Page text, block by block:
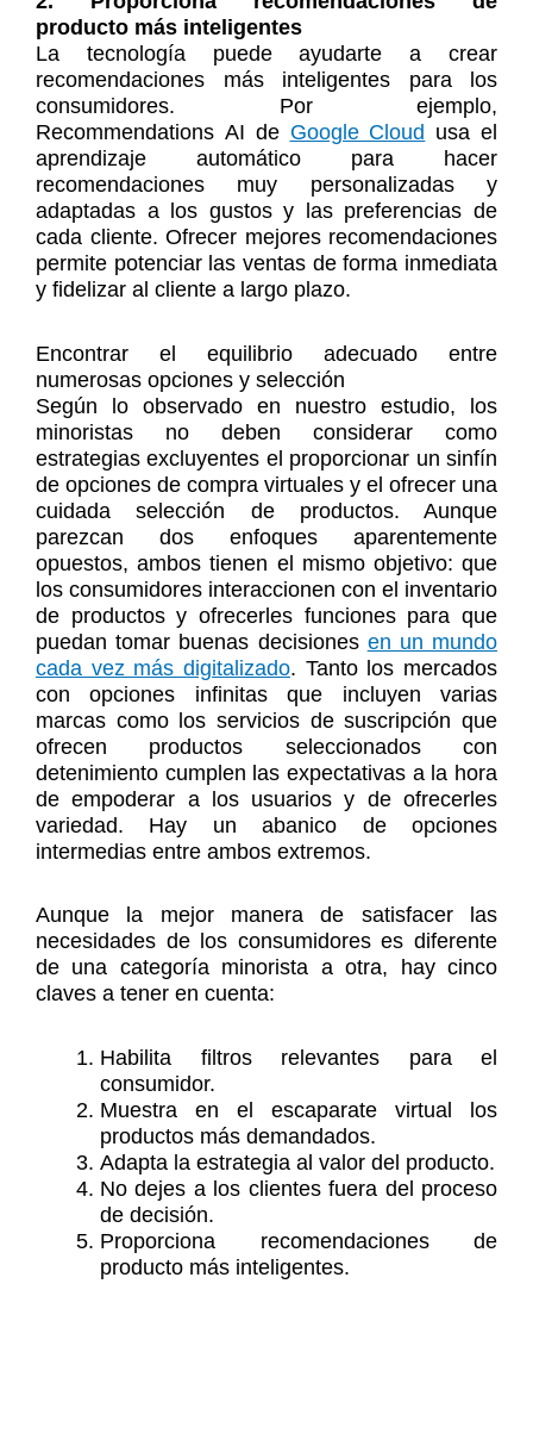
producto más inteligentes
La tecnología puede ayudarte a crear
recomendaciones más inteligentes para los
consumidores. Por ejemplo,
Recommendations AI de Google Cloud usa el
aprendizaje automático para hacer
recomendaciones muy personalizadas y
adaptadas a los gustos y las preferencias de
cada cliente. Ofrecer mejores recomendaciones
permite potenciar las ventas de forma inmediata
y fidelizar al cliente a largo plazo.
Encontrar el equilibrio adecuado entre
numerosas opciones y selección
Según lo observado en nuestro estudio, los
minoristas no deben considerar como
estrategias excluyentes el proporcionar un sinfín
de opciones de compra virtuales y el ofrecer una
cuidada selección de productos. Aunque
parezcan dos enfoques aparentemente
opuestos, ambos tienen el mismo objetivo: que
los consumidores interaccionen con el inventario
de productos y ofrecerles funciones para que
puedan tomar buenas decisiones en un mundo
cada vez más digitalizado. Tanto los mercados
con opciones infinitas que incluyen varias
marcas como los servicios de suscripción que
ofrecen productos seleccionados con
detenimiento cumplen las expectativas a la hora
de empoderar a los usuarios y de ofrecerles
variedad. Hay un abanico de opciones
intermedias entre ambos extremos.
Aunque la mejor manera de satisfacer las
necesidades de los consumidores es diferente
de una categoría minorista a otra, hay cinco
claves a tener en cuenta:
Habilita filtros relevantes para el
consumidor.
Muestra en el escaparate virtual los
productos más demandados.
Adapta la estrategia al valor del producto.
No dejes a los clientes fuera del proceso
de decisión.
Proporciona recomendaciones de
producto más inteligentes.